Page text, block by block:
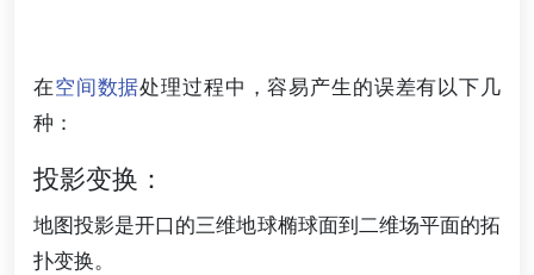
在空间数据处理过程中，容易产生的误差有以下几
种：
投影变换：
地图投影是开口的三维地球椭球面到二维场平面的拓
扑变换。